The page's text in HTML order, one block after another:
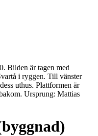
Bilden är tagen med
i ryggen. Till vänster
uthus. Plattformen är
Ursprung: Mattias